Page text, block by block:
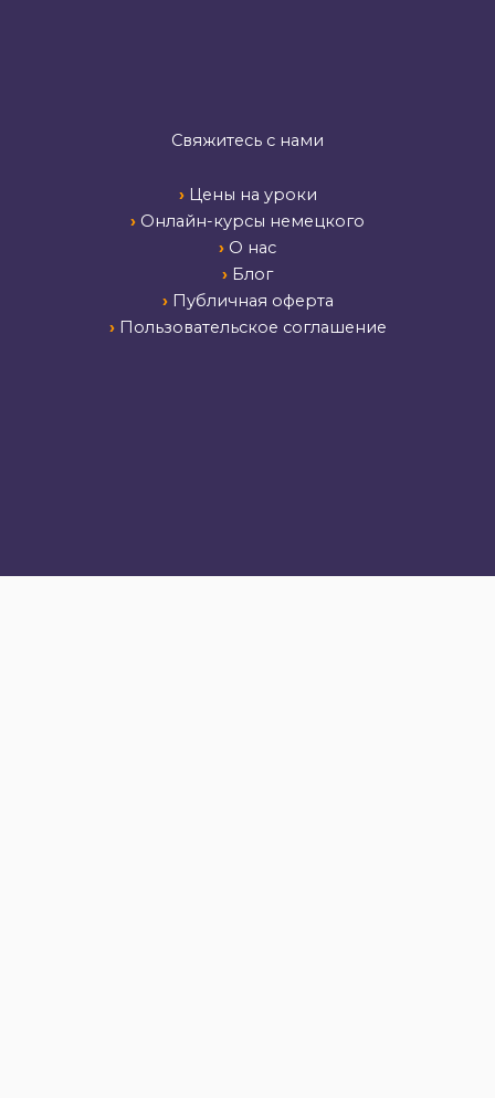
Свяжитесь с нами
› Цены на уроки
› Онлайн-курсы немецкого
› О нас
› Блог
› Публичная оферта
› Пользовательское соглашение